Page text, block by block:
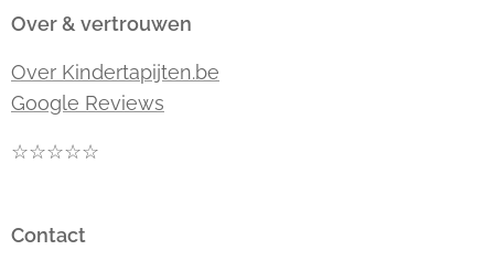
Over & vertrouwen
Over Kindertapijten.be
Google Reviews
☆☆☆☆☆
Contact